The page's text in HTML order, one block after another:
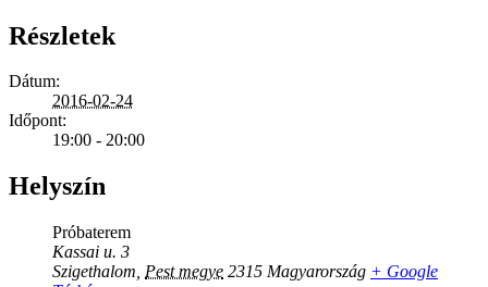
Részletek
Dátum:
2016-02-24
Időpont:
19:00 - 20:00
Helyszín
Próbaterem
Kassai u. 3
Szigethalom Pest megye 2315 Magyarország + Google